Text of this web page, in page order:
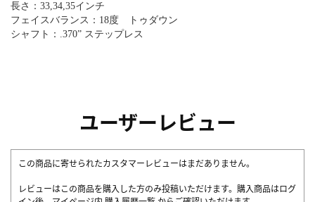
長さ：33,34,35インチ
フェイスバランス：18度 トゥダウン
シャフト：.370” ステップレス
ユーザーレビュー
この商品に寄せられたカスタマーレビューはまだありません。
レビューはこの商品を購入した方のみ投稿いただけます。購入商品はログ